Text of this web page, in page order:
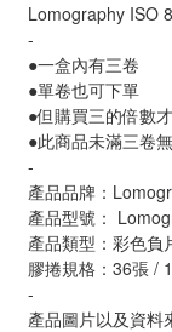
Lomography ISO
-
●一盒內有三卷
●單卷也可下單
●但購買三的倍數
●此商品未滿三卷
-
產品品牌：
產品型號：
產品類型：彩色負
膠捲規格：36張 /
-
產品圖片以及資